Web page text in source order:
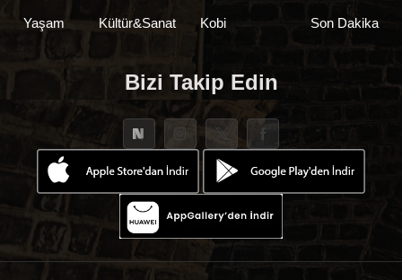
Yaşam
Kültür&Sanat
Kobi
Son Dakika
Bizi Takip Edin